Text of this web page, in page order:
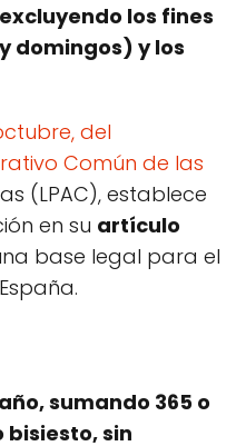
los fines
domingos) y los
del
Común de las
(LPAC), establece
en su artículo
base legal para el
sumando 365 o
bisiesto, sin